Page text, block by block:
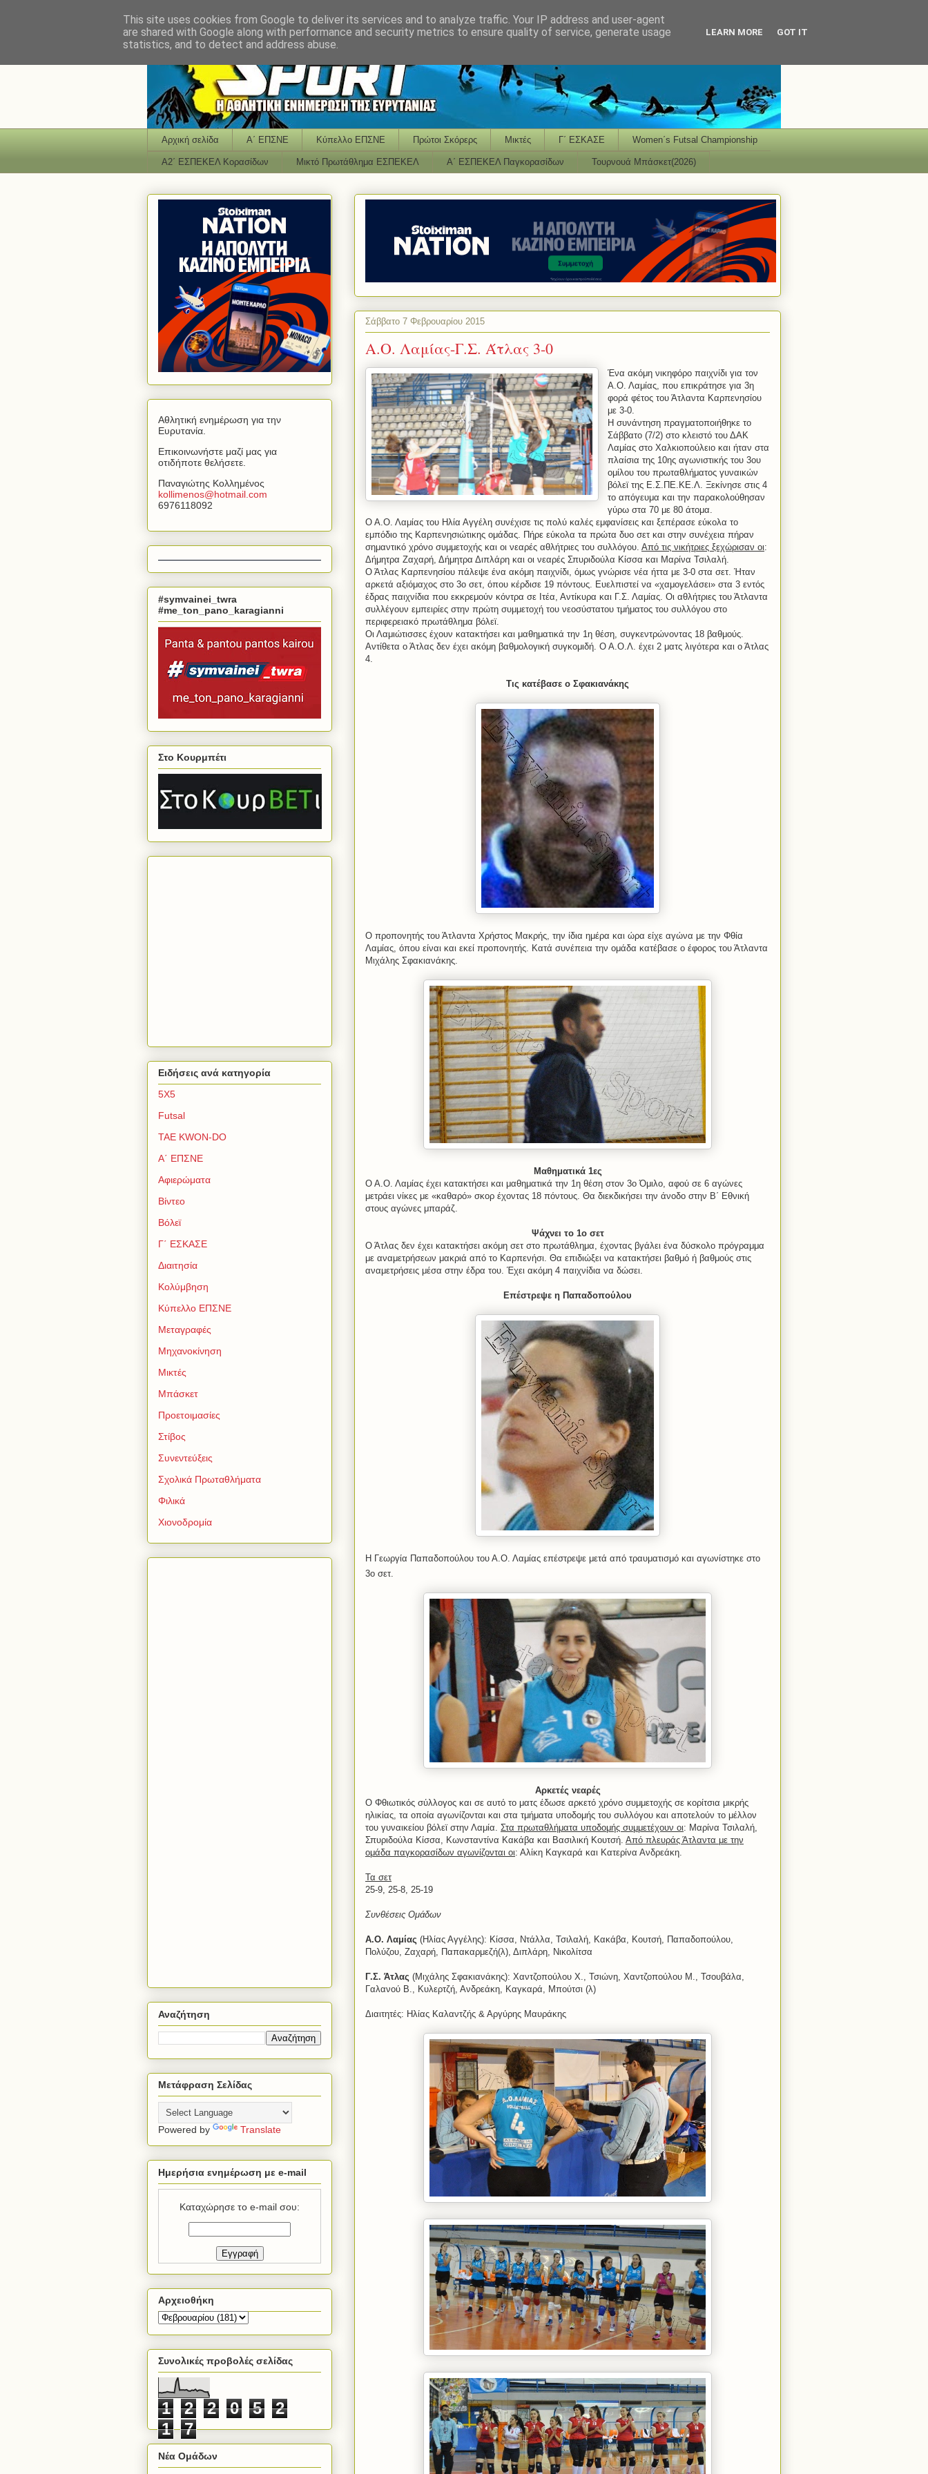
Αρχική σελίδα Α΄ ΕΠΣΝΕ Κύπελλο ΕΠΣΝΕ Πρώτοι Σκόρερς Μικτές Γ΄ ΕΣΚΑΣΕ Women΄s Futsal Championship
Α2΄ ΕΣΠΕΚΕΛ Κορασίδων Μικτό Πρωτάθλημα ΕΣΠΕΚΕΛ Α΄ ΕΣΠΕΚΕΛ Παγκορασίδων Τουρνουά Μπάσκετ(2026)
Σάββατο 7 Φεβρουαρίου 2015
Α.Ο. Λαμίας-Γ.Σ. Άτλας 3-0
Ένα ακόμη νικηφόρο παιχνίδι για τον
Α.Ο. Λαμίας, που επικράτησε για 3η
φορά φέτος του Άτλαντα Καρπενησίου
με 3-0.
Η συνάντηση πραγματοποιήθηκε το
Σάββατο (7/2) στο κλειστό του ΔΑΚ
Λαμίας στο Χαλκιοπούλειο και ήταν στα
πλαίσια της 10ης αγωνιστικής του 3ου
ομίλου του πρωταθλήματος γυναικών
βόλεϊ της Ε.Σ.ΠΕ.ΚΕ.Λ. Ξεκίνησε στις 4
το απόγευμα και την παρακολούθησαν
γύρω στα 70 με 80 άτομα.
Ο Α.Ο. Λαμίας του Ηλία Αγγέλη συνέχισε τις πολύ καλές εμφανίσεις και ξεπέρασε εύκολα το
εμπόδιο της Καρπενησιώτικης ομάδας. Πήρε εύκολα τα πρώτα δυο σετ και στην συνέχεια πήραν
σημαντικό χρόνο συμμετοχής και οι νεαρές αθλήτριες του συλλόγου. Από τις νικήτριες ξεχώρισαν οι:
Δήμητρα Ζαχαρή, Δήμητρα Διπλάρη και οι νεαρές Σπυριδούλα Κίσσα και Μαρίνα Τσιλαλή.
Ο Άτλας Καρπενησίου πάλεψε ένα ακόμη παιχνίδι, όμως γνώρισε νέα ήττα με 3-0 στα σετ. Ήταν
αρκετά αξιόμαχος στο 3ο σετ, όπου κέρδισε 19 πόντους. Ευελπιστεί να «χαμογελάσει» στα 3 εντός
έδρας παιχνίδια που εκκρεμούν κόντρα σε Ιτέα, Αντίκυρα και Γ.Σ. Λαμίας. Οι αθλήτριες του Άτλαντα
συλλέγουν εμπειρίες στην πρώτη συμμετοχή του νεοσύστατου τμήματος του συλλόγου στο
περιφερειακό πρωτάθλημα βόλεϊ.
Οι Λαμιώτισσες έχουν κατακτήσει και μαθηματικά την 1η θέση, συγκεντρώνοντας 18 βαθμούς.
Αντίθετα ο Άτλας δεν έχει ακόμη βαθμολογική συγκομιδή. Ο Α.Ο.Λ. έχει 2 ματς λιγότερα και ο Άτλας
4.
Τις κατέβασε ο Σφακιανάκης
Ο προπονητής του Άτλαντα Χρήστος Μακρής, την ίδια ημέρα και ώρα είχε αγώνα με την Φθία
Λαμίας, όπου είναι και εκεί προπονητής. Κατά συνέπεια την ομάδα κατέβασε ο έφορος του Άτλαντα
Μιχάλης Σφακιανάκης.
Μαθηματικά 1ες
Ο Α.Ο. Λαμίας έχει κατακτήσει και μαθηματικά την 1η θέση στον 3ο Όμιλο, αφού σε 6 αγώνες
μετράει νίκες με «καθαρό» σκορ έχοντας 18 πόντους. Θα διεκδικήσει την άνοδο στην Β΄ Εθνική
στους αγώνες μπαράζ.
Ψάχνει το 1ο σετ
Ο Άτλας δεν έχει κατακτήσει ακόμη σετ στο πρωτάθλημα, έχοντας βγάλει ένα δύσκολο πρόγραμμα
με αναμετρήσεων μακριά από το Καρπενήσι. Θα επιδιώξει να κατακτήσει βαθμό ή βαθμούς στις
αναμετρήσεις μέσα στην έδρα του. Έχει ακόμη 4 παιχνίδια να δώσει.
Επέστρεψε η Παπαδοπούλου
Η Γεωργία Παπαδοπούλου του Α.Ο. Λαμίας επέστρεψε μετά από τραυματισμό και αγωνίστηκε στο
3ο σετ.
Αρκετές νεαρές
Ο Φθιωτικός σύλλογος και σε αυτό το ματς έδωσε αρκετό χρόνο συμμετοχής σε κορίτσια μικρής
ηλικίας, τα οποία αγωνίζονται και στα τμήματα υποδομής του συλλόγου και αποτελούν το μέλλον
του γυναικείου βόλεϊ στην Λαμία. Στα πρωταθλήματα υποδομής συμμετέχουν οι: Μαρίνα Τσιλαλή,
Σπυριδούλα Κίσσα, Κωνσταντίνα Κακάβα και Βασιλική Κουτσή. Από πλευράς Άτλαντα με την
ομάδα παγκορασίδων αγωνίζονται οι: Αλίκη Καγκαρά και Κατερίνα Ανδρεάκη.
Τα σετ
25-9, 25-8, 25-19
Συνθέσεις Ομάδων
Α.Ο. Λαμίας (Ηλίας Αγγέλης): Κίσσα, Ντάλλα, Τσιλαλή, Κακάβα, Κουτσή, Παπαδοπούλου,
Πολύζου, Ζαχαρή, Παπακαρμεζή(λ), Διπλάρη, Νικολίτσα
Γ.Σ. Άτλας (Μιχάλης Σφακιανάκης): Χαντζοπούλου Χ., Τσιώνη, Χαντζοπούλου Μ., Τσουβάλα,
Γαλανού Β., Κυλερτζή, Ανδρεάκη, Καγκαρά, Μπούτσι (λ)
Διαιτητές: Ηλίας Καλαντζής & Αργύρης Μαυράκης
Αθλητική ενημέρωση για την
Ευρυτανία.
Επικοινωνήστε μαζί μας για
οτιδήποτε θελήσετε.
Παναγιώτης Κολλημένος
kollimenos@hotmail com
6976118092
#symvainei_twra
#me_ton_pano_karagianni
Στο Κουρμπέτι
Ειδήσεις ανά κατηγορία
5Χ5
Futsal
TAE KWON-DO
Α΄ ΕΠΣΝΕ
Αφιερώματα
Βίντεο
Βόλεϊ
Γ΄ ΕΣΚΑΣΕ
Διαιτησία
Κολύμβηση
Κύπελλο ΕΠΣΝΕ
Μεταγραφές
Μηχανοκίνηση
Μικτές
Μπάσκετ
Προετοιμασίες
Στίβος
Συνεντεύξεις
Σχολικά Πρωταθλήματα
Φιλικά
Χιονοδρομία
Αναζήτηση
Μετάφραση Σελίδας
Powered by Translate
Ημερήσια ενημέρωση με e-mail
Καταχώρησε το e-mail σου:
Αρχειοθήκη
Συνολικές προβολές σελίδας
1 2 2 0 5
2
1
7
Νέα Ομάδων
This site uses cookies from Google to deliver its services and to analyze traffic. Your IP address and user-agent
are shared with Google along with performance and security metrics to ensure quality of service, generate usage
statistics, and to detect and address abuse.
LEARN MORE GOT IT